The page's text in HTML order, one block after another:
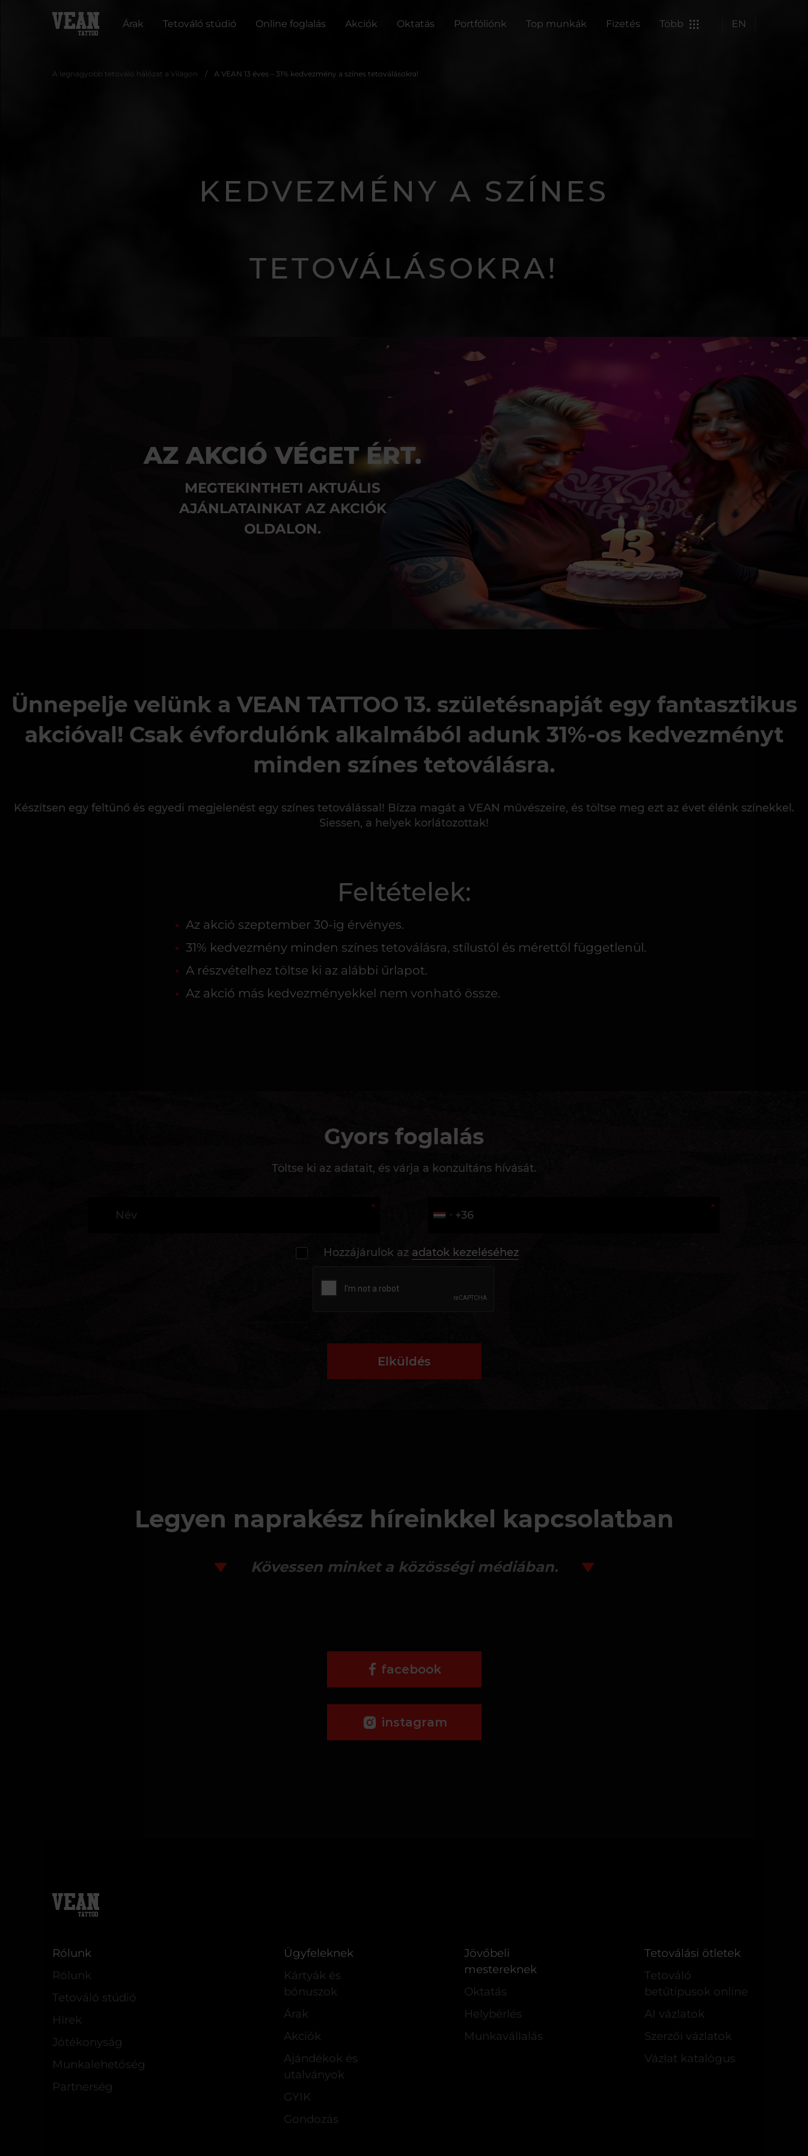
Árak Tetováló stúdió Online foglalás Akciók Oktatás Portfóliónk Top munkák Fizetés Több EN
A legnagyobb tetováló hálózat a Világon A VEAN 13 éves – 31% kedvezmény a színes tetoválásokra!
KEDVEZMÉNY A SZÍNES
TETOVÁLÁSOKRA!
AZ AKCIÓ VÉGET ÉRT.
MEGTEKINTHETI AKTUÁLIS
AJÁNLATAINKAT AZ AKCIÓK
OLDALON.
Ünnepelje velünk a VEAN TATTOO 13. születésnapját egy fantasztikus
akcióval! Csak évfordulónk alkalmából adunk 31%-os kedvezményt
minden színes tetoválásra.
Készítsen egy feltűnő és egyedi megjelenést egy színes tetoválással! Bízza magát a VEAN művészeire, és töltse meg ezt az évet élénk színekkel.
Siessen, a helyek korlátozottak!
Feltételek:
Az akció szeptember 30-ig érvényes.
31% kedvezmény minden színes tetoválásra, stílustól és mérettől függetlenül.
A részvételhez töltse ki az alábbi űrlapot.
Az akció más kedvezményekkel nem vonható össze.
Gyors foglalás
Töltse ki az adatait, és várja a konzultáns hívását.
Hozzájárulok az adatok kezeléséhez
Elküldés
Legyen naprakész híreinkkel kapcsolatban
Kövessen minket a közösségi médiában.
facebook
instagram
Rólunk
Rólunk
Tetováló stúdió
Hírek
Jótékonyság
Munkalehetőség
Partnerség
Ügyfeleknek
Kártyák és
bónuszok
Árak
Akciók
Ajándékok és
utalványok
GYIK
Gondozás
Jövőbeli
mestereknek
Oktatás
Helybérlés
Munkavállalás
Tetoválási ötletek
Tetováló
betűtípusok online
AI vázlatok
Szerzői vázlatok
Vázlat katalógus